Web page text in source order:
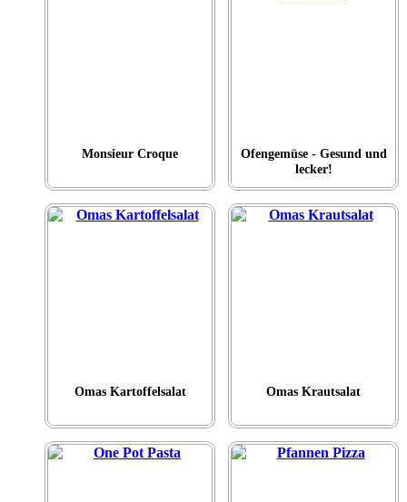
Monsieur Croque
Ofengemüse - Gesund und
lecker!
Omas Kartoffelsalat Omas Krautsalat